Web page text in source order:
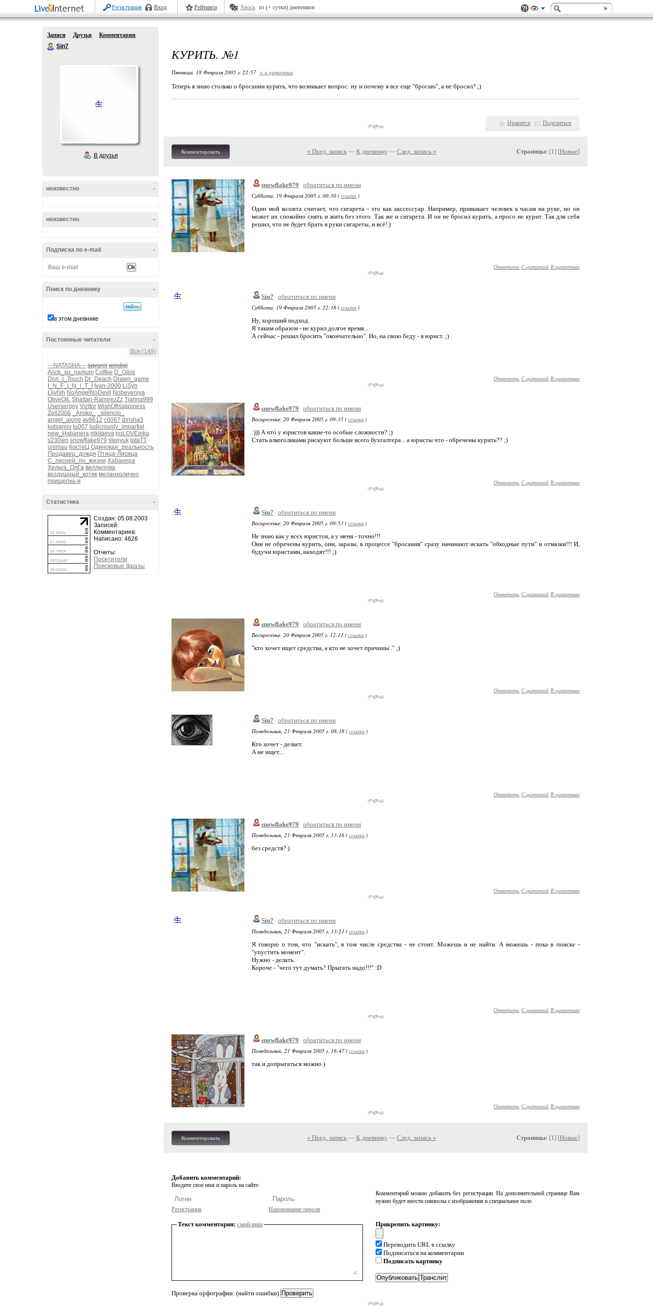
Регистрация Вход Рейтинги Авось из (+ сутки) дневников
Записи Друзья
Комментарии
Sin7
В друзья
-
неизвестно
-
неизвестно
-
Подписка по e-mail
-
Поиск по дневнику
в этом дневнике
-
Постоянные читатели
Все (149)
---NATASHA--- aqvarel windigl
Anck_su_namum Coffee D_Gliss
Don_t_Touch Dr_Deach Drawn_game
I_N_F_I_N_I_T_I
Ivan-2000 LiSyn
Lijvhih NoAngelNoDevil
Nobeveniya
OliveOiL Shaitan-RamirezZz Tianna999
Usersergey Vizitor WishOfHappiness
Zell2006
_Amiko_
_silencio_
angel_alone av8612 c0067 dirisha3
kutsanov lu007 ludicrously_impartial
new_Habanera nikitaeva poLOVEinka
s230wn snowflake979 stepyuk tataTT
unimau КостеЦ Одинокая_реальность
Продавец_дождя Птица-Лисица
С_песней_по_жизни Хабанера
Хельга_ОлГа виллилова
воздушный_котик меланхолично
прищепка-я
-
Статистика
Создан: 05.08.2003
Записей:
Комментариев:
Написано: 4626
Отчеты:
Посетители
Поисковые фразы
КУРИТЬ. №1
Пятница, 18 Февраля 2005 г. 22:57 + в цитатник
Теперь я знаю столько о бросании курить, что возникает вопрос: ну и почему я все еще "бросаю", а не бросил? ;)
Нравится Поделиться
Комментировать « Пред. запись— К дневнику — След. запись » Страницы: [1] [Новые]
snowflake979
обратиться по имени
Суббота, 19 Февраля 2005 г. 00:30 (ссылка )
Один мой коллега считает, что сигарета - это как акссессуар. Например, привыкает человек к часам на руке, но он
может их спокойно снять и жить без этого. Так же и сигарета. И он не бросил курить, а просо не курит. Так для себя
решил, что не будет брать в руки сигареты, и всё! )
Ответить С цитатой В цитатник
Sin7
обратиться по имени
Суббота, 19 Февраля 2005 г. 22:38 (ссылка )
Ну, хороший подход.
Я таким образом - не курил долгое время...
А сейчас - решил бросить "окончательно". Но, на свою беду - я юрист. ;)
Ответить С цитатой В цитатник
snowflake979
обратиться по имени
Воскресенье, 20 Февраля 2005 г. 09:35 (ссылка )
:))) А что у юристов какие-то особые сложности? ;)
Стать алкоголиками рискуют больше всего бухгалтера... а юристы что - обречены курить?? ;)
Ответить С цитатой В цитатник
Sin7
обратиться по имени
Воскресенье, 20 Февраля 2005 г. 09:53 (ссылка )
Не знаю как у всех юристов, а у меня - точно!!!
Они не обречены курить, они, заразы, в процессе "бросания" сразу начинают искать "обходные пути" и отмазки!!! И,
будучи юристами, находят!!! ;)
Ответить С цитатой В цитатник
snowflake979
обратиться по имени
Воскресенье, 20 Февраля 2005 г. 12:11 (ссылка )
"кто хочет ищет средства, а кто не хочет причины.." ;)
Ответить С цитатой В цитатник
Sin7
обратиться по имени
Понедельник, 21 Февраля 2005 г. 08:38 (ссылка )
Кто хочет - делает.
А не ищет...
Ответить С цитатой В цитатник
snowflake979
обратиться по имени
Понедельник, 21 Февраля 2005 г. 13:16 (ссылка )
без средств? )
Ответить С цитатой В цитатник
Sin7
обратиться по имени
Понедельник, 21 Февраля 2005 г. 13:21 (ссылка )
Я говорю о том, что "искать", в том числе средства - не стоит. Можешь и не найти. А можешь - пока в поиске -
"упустить момент".
Нужно - делать.
Короче - "чего тут думать? Прыгать надо!!!" :D
Ответить С цитатой В цитатник
snowflake979
обратиться по имени
Понедельник, 21 Февраля 2005 г. 16:47 (ссылка )
так и допрыгаться можно )
Ответить С цитатой В цитатник
Комментировать « Пред. запись— К дневнику — След. запись » Страницы: [1] [Новые]
Добавить комментарий:
Введите свое имя и пароль на сайте:
Регистрация Напоминание пароля
Комментарий можно добавить без регистрации. На дополнительной странице Вам
нужно будет ввести символы с изображения в специальное поле.
Текст комментария: смайлики
Проверка орфографии: (найти ошибки)
Прикрепить картинку:
Переводить URL в ссылку
Подписаться на комментарии
Подписать картинку